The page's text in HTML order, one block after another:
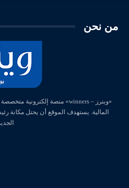
من نحن
المالية. يستهدف الموقع أن يحتل مكانة